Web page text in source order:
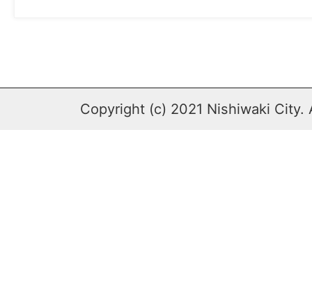
Copyright (c) 2021 Nishiwaki City.